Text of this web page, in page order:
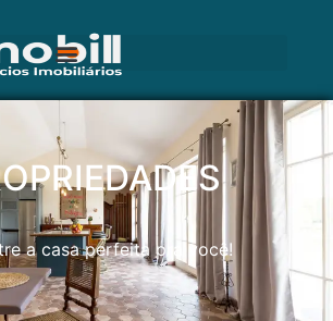
a casa perfeita pra você!